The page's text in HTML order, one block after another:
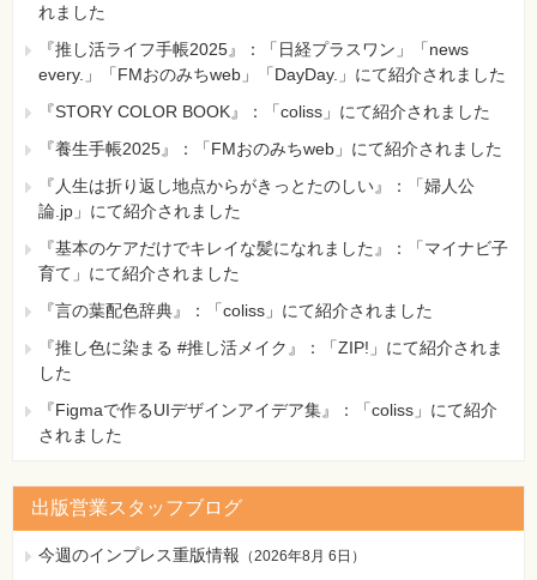
れました
『推し活ライフ手帳2025』：「日経プラスワン」「news
every.」「FMおのみちweb」「DayDay.」にて紹介されました
『STORY COLOR BOOK』：「coliss」にて紹介されました
『養生手帳2025』：「FMおのみちweb」にて紹介されました
『人生は折り返し地点からがきっとたのしい』：「婦人公
論.jp」にて紹介されました
『基本のケアだけでキレイな髪になれました』：「マイナビ子
育て」にて紹介されました
『言の葉配色辞典』：「coliss」にて紹介されました
『推し色に染まる #推し活メイク』：「ZIP!」にて紹介されま
した
『Figmaで作るUIデザインアイデア集』：「coliss」にて紹介
されました
出版営業スタッフブログ
今週のインプレス重版情報 （2026年8月 6日 ）